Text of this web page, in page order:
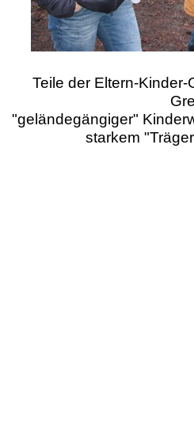
Teile der Eltern-
"geländegängiger"
starkem